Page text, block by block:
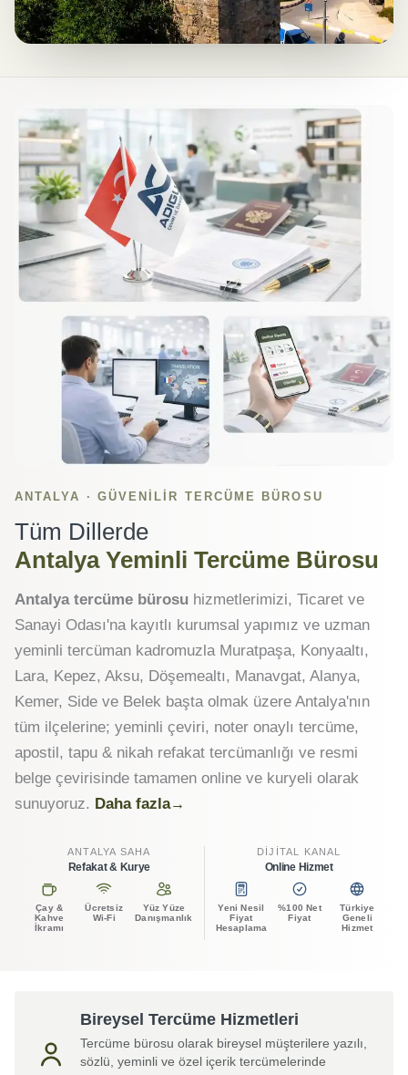
ANTALYA · GÜVENILIR TERCÜME BÜROSU
Tüm Dillerde
Antalya Yeminli Tercüme Bürosu
Antalya tercüme bürosu hizmetlerimizi, Ticaret ve
Sanayi Odası'na kayıtlı kurumsal yapımız ve uzman
yeminli tercüman kadromuzla Muratpaşa, Konyaaltı,
Lara, Kepez, Aksu, Döşemealtı, Manavgat, Alanya,
Kemer, Side ve Belek başta olmak üzere Antalya'nın
tüm ilçelerine; yeminli çeviri, noter onaylı tercüme,
apostil, tapu & nikah refakat tercümanlığı ve resmi
belge çevirisinde tamamen online ve kuryeli olarak
sunuyoruz. Daha fazla
ANTALYA SAHA
Refakat & Kurye
Çay &
Kahve
İkramı
Ücretsiz
Wi-Fi
Yüz Yüze
Danışmanlık
DIJITAL KANAL
Online Hizmet
Yeni Nesil
Fiyat
Hesaplama
%100 Net
Fiyat
Türkiye
Geneli
Hizmet
Bireysel Tercüme Hizmetleri
Tercüme bürosu olarak bireysel müşterilere yazılı,
sözlü, yeminli ve özel içerik tercümelerinde